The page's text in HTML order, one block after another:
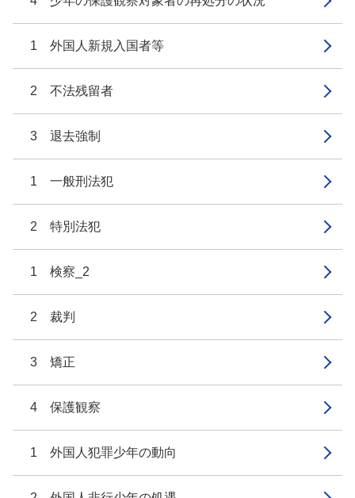
1 外国人新規入国者等
2 不法残留者
3 退去強制
1 一般刑法犯
2 特別法犯
1 検察_2
2 裁判
3 矯正
4 保護観察
1 外国人犯罪少年の動向